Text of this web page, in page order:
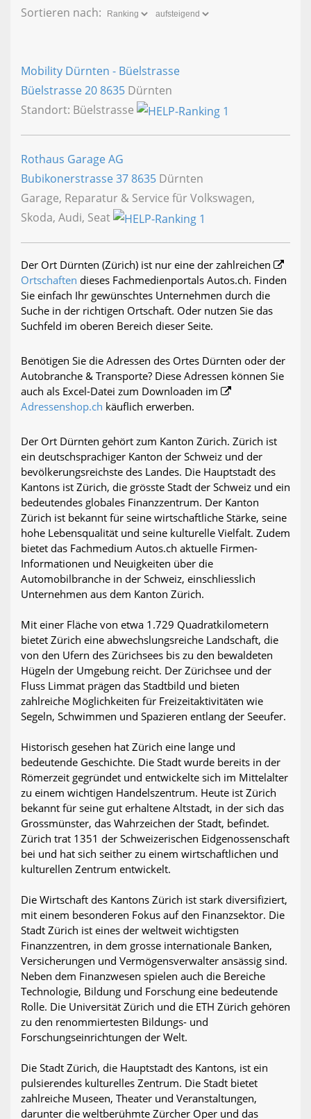
Sortieren nach:
Mobility Dürnten - Büelstrasse
Büelstrasse 208635 Dürnten
Standort: Büelstrasse
Rothaus Garage AG
Bubikonerstrasse 378635 Dürnten
Garage, Reparatur & Service für Volkswagen,
Skoda, Audi, Seat
Der Ort Dürnten (Zürich) ist nur eine der zahlreichen
Ortschaften dieses Fachmedienportals Autos.ch. Finden
Sie einfach Ihr gewünschtes Unternehmen durch die
Suche in der richtigen Ortschaft. Oder nutzen Sie das
Suchfeld im oberen Bereich dieser Seite.
Benötigen Sie die Adressen des Ortes Dürnten oder der
Autobranche & Transporte? Diese Adressen können Sie
auch als Excel-Datei zum Downloaden im
Adressenshop.ch käuflich erwerben.
Der Ort Dürnten gehört zum Kanton Zürich. Zürich ist
ein deutschsprachiger Kanton der Schweiz und der
bevölkerungsreichste des Landes. Die Hauptstadt des
Kantons ist Zürich, die grösste Stadt der Schweiz und ein
bedeutendes globales Finanzzentrum. Der Kanton
Zürich ist bekannt für seine wirtschaftliche Stärke, seine
hohe Lebensqualität und seine kulturelle Vielfalt. Zudem
bietet das Fachmedium Autos.ch aktuelle Firmen-
Informationen und Neuigkeiten über die
Automobilbranche in der Schweiz, einschliesslich
Unternehmen aus dem Kanton Zürich.
Mit einer Fläche von etwa 1.729 Quadratkilometern
bietet Zürich eine abwechslungsreiche Landschaft, die
von den Ufern des Zürichsees bis zu den bewaldeten
Hügeln der Umgebung reicht. Der Zürichsee und der
Fluss Limmat prägen das Stadtbild und bieten
zahlreiche Möglichkeiten für Freizeitaktivitäten wie
Segeln, Schwimmen und Spazieren entlang der Seeufer.
Historisch gesehen hat Zürich eine lange und
bedeutende Geschichte. Die Stadt wurde bereits in der
Römerzeit gegründet und entwickelte sich im Mittelalter
zu einem wichtigen Handelszentrum. Heute ist Zürich
bekannt für seine gut erhaltene Altstadt, in der sich das
Grossmünster, das Wahrzeichen der Stadt, befindet.
Zürich trat 1351 der Schweizerischen Eidgenossenschaft
bei und hat sich seither zu einem wirtschaftlichen und
kulturellen Zentrum entwickelt.
Die Wirtschaft des Kantons Zürich ist stark diversifiziert,
mit einem besonderen Fokus auf den Finanzsektor. Die
Stadt Zürich ist eines der weltweit wichtigsten
Finanzzentren, in dem grosse internationale Banken,
Versicherungen und Vermögensverwalter ansässig sind.
Neben dem Finanzwesen spielen auch die Bereiche
Technologie, Bildung und Forschung eine bedeutende
Rolle. Die Universität Zürich und die ETH Zürich gehören
zu den renommiertesten Bildungs- und
Forschungseinrichtungen der Welt.
Die Stadt Zürich, die Hauptstadt des Kantons, ist ein
pulsierendes kulturelles Zentrum. Die Stadt bietet
zahlreiche Museen, Theater und Veranstaltungen,
darunter die weltberühmte Zürcher Oper und das